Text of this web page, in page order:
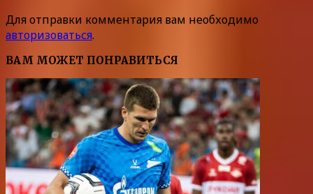
Для отправки комментария вам необходимо
авторизоваться.
ВАМ МОЖЕТ ПОНРАВИТЬСЯ